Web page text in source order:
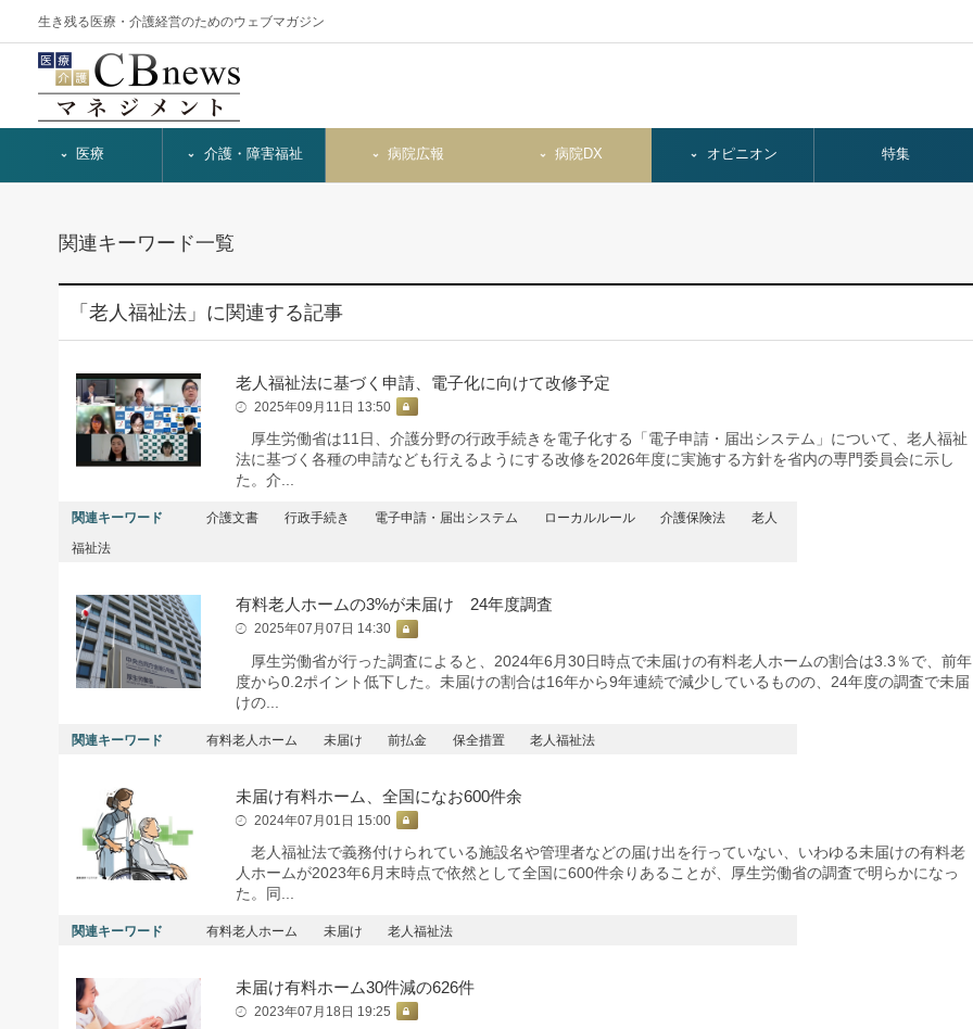
生き残る医療・介護経営のためのウェブマガジン
医療 介護・障害福祉 病院広報 病院DX オピニオン 特集
関連キーワード一覧
「老人福祉法」に関連する記事
老人福祉法に基づく申請、電子化に向けて改修予定
2025年09月11日 13:50
厚生労働省は11日、介護分野の行政手続きを電子化する「電子申請・届出システム」について、老人福祉
法に基づく各種の申請なども行えるようにする改修を2026年度に実施する方針を省内の専門委員会に示し
た。介...
関連キーワード 介護文書 行政手続き 電子申請・届出システム ローカルルール 介護保険法
老人
福祉法
有料老人ホームの3%が未届け 24年度調査
2025年07月07日 14:30
厚生労働省が行った調査によると、2024年6月30日時点で未届けの有料老人ホームの割合は3.3％で、前年
度から0.2ポイント低下した。未届けの割合は16年から9年連続で減少しているものの、24年度の調査で未届
けの...
関連キーワード 有料老人ホーム 未届け 前払金 保全措置 老人福祉法
未届け有料ホーム、全国になお600件余
2024年07月01日 15:00
老人福祉法で義務付けられている施設名や管理者などの届け出を行っていない、いわゆる未届けの有料老
人ホームが2023年6月末時点で依然として全国に600件余りあることが、厚生労働省の調査で明らかになっ
た。同...
関連キーワード 有料老人ホーム 未届け 老人福祉法
未届け有料ホーム30件減の626件
2023年07月18日 19:25